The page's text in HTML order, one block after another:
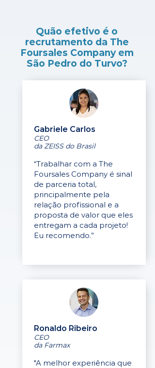
Quão efetivo é o
recrutamento da The
Foursales Company em
São Pedro do Turvo?
Gabriele Carlos
CEO
da ZEISS do Brasil
“Trabalhar com a The
Foursales Company é sinal
de parceria total,
principalmente pela
relação profissional e a
proposta de valor que eles
entregam a cada projeto!
Eu recomendo.”
Ronaldo Ribeiro
CEO
da Farmax
"A melhor experiência que